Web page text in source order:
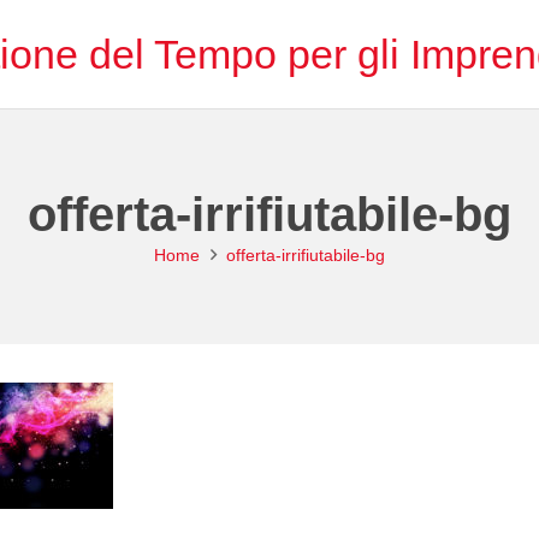
del Tempo per gli
offerta-irrifiutabile-bg
Home offerta-irrifiutabile-bg